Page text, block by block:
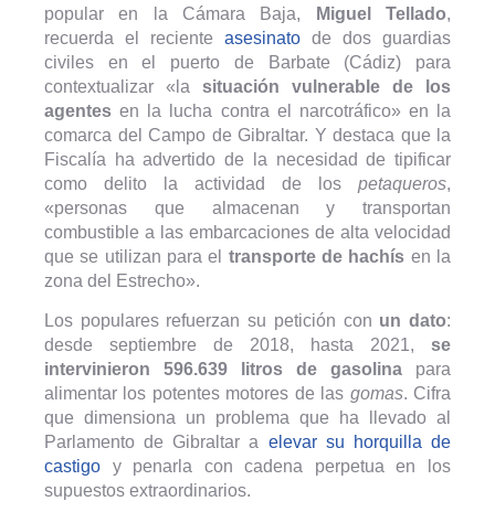
popular en la Cámara Baja,
Miguel Tellado,
recuerda el reciente asesinato de dos guardias
civiles en el puerto de Barbate (Cádiz) para
contextualizar «la situación vulnerable de los
agentes en la lucha contra el narcotráfico» en la
comarca del Campo de Gibraltar. Y destaca que la
Fiscalía ha advertido de la necesidad de tipificar
como delito la actividad de los petaqueros,
«personas que almacenan y transportan
combustible a las embarcaciones de alta velocidad
que se utilizan para el transportede hachís en la
zona del Estrecho».
Los populares refuerzan su petición con un dato:
desde septiembre de 2018, hasta 2021, se
intervinieron 596.639 litros de gasolina para
alimentar los potentes motores de las gomas. Cifra
que dimensiona un problema que ha llevado al
Parlamento de Gibraltar a elevar su horquilla de
castigo y penarla con cadena perpetua en los
supuestos extraordinarios.